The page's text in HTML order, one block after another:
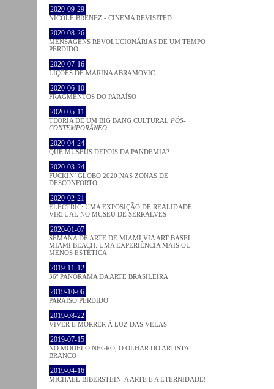
2020-09-29
NICOLE BRENEZ - CINEMA REVISITED
2020-08-26
MENSAGENS REVOLUCIONÁRIAS DE UM TEMPO
PERDIDO
2020-07-16
LIÇÕES DE MARINA ABRAMOVIC
2020-06-10
FRAGMENTOS DO PARAÍSO
2020-05-11
TEORIA DE UM BIG BANG CULTURAL PÓS-
CONTEMPORÂNEO
2020-04-24
QUE MUSEUS DEPOIS DA PANDEMIA?
2020-03-24
FUCKIN’ GLOBO 2020 NAS ZONAS DE
DESCONFORTO
2020-02-21
ELECTRIC: UMA EXPOSIÇÃO DE REALIDADE
VIRTUAL NO MUSEU DE SERRALVES
2020-01-07
SEMANA DE ARTE DE MIAMI VIA ART BASEL
MIAMI BEACH: UMA EXPERIÊNCIA MAIS OU
MENOS ESTÉTICA
2019-11-12
36º PANORAMA DA ARTE BRASILEIRA
2019-10-06
PARAÍSO PERDIDO
2019-08-22
VIVER E MORRER À LUZ DAS VELAS
2019-07-15
NO MODELO NEGRO, O OLHAR DO ARTISTA
BRANCO
2019-04-16
MICHAEL BIBERSTEIN: A ARTE E A ETERNIDADE!